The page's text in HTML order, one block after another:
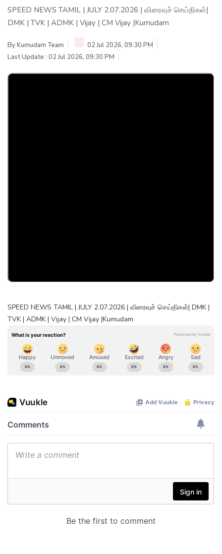
SPEED NEWS TAMIL | JULY 2.07.2026 | விரைவுச் செய்திகள்|
DMK | TVK | ADMK | Vijay | CM Vijay |Kumudam
ByKumudam Team
02 Jul 2026, 09:30 PM
Last Update : 02 Jul 2026, 09:30 PM
SPEED NEWS TAMIL | JULY 2.07.2026 | விரைவுச் செய்திகள்| DMK |
TVK | ADMK | Vijay | CM Vijay |Kumudam